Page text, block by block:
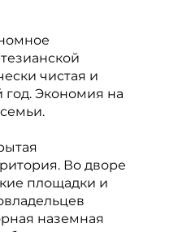
чистая и
год. Экономия на
Во дворе
площадки и
наземная